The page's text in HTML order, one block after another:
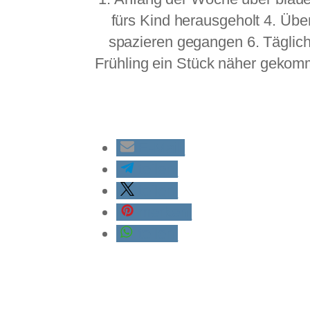
fürs Kind herausgeholt 4.
spazieren gegangen 6.
Frühling ein Stück näher